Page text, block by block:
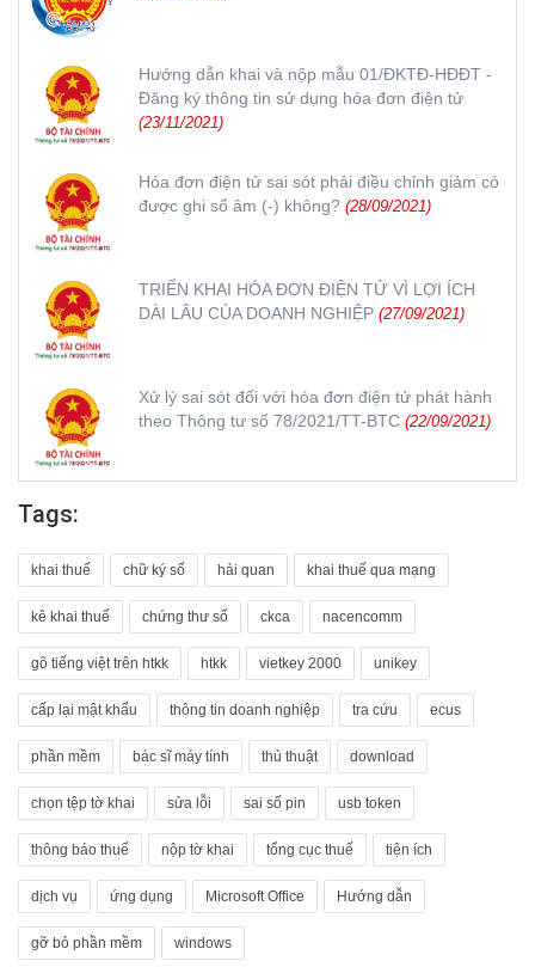
Hướng dẫn khai và nộp mẫu 01/ĐKTĐ-HĐĐT -
Đăng ký thông tin sử dụng hóa đơn điện tử
(23/11/2021)
Hóa đơn điện tử sai sót phải điều chỉnh giảm có
được ghi số âm (-) không? (28/09/2021)
TRIỂN KHAI HÓA ĐƠN ĐIỆN TỬ VÌ LỢI ÍCH
DÀI LÂU CỦA DOANH NGHIỆP (27/09/2021)
Xử lý sai sót đối với hóa đơn điện tử phát hành
theo Thông tư số 78/2021/TT-BTC (22/09/2021)
Tags:
khai thuế chữ ký số hải quan khai thuế qua mạng
kê khai thuế chứng thư số ckca nacencomm
gõ tiếng việt trên htkk htkk vietkey 2000 unikey
cấp lại mật khẩu thông tin doanh nghiệp tra cứu ecus
phần mềm bác sĩ máy tính thủ thuật download
chọn tệp tờ khai sửa lỗi sai số pin usb token
thông báo thuế nộp tờ khai tổng cục thuế tiện ích
dịch vụ ứng dụng Microsoft Office Hướng dẫn
gỡ bỏ phần mềm windows